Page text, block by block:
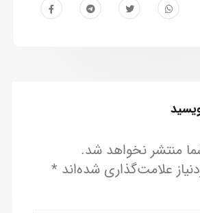
منتشر نخواهد شد.
علامت‌گذاری شده‌اند *